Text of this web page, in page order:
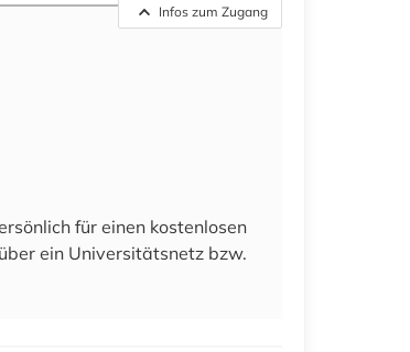
Infos zum Zugang
für einen kostenlosen
ein Universitätsnetz bzw.